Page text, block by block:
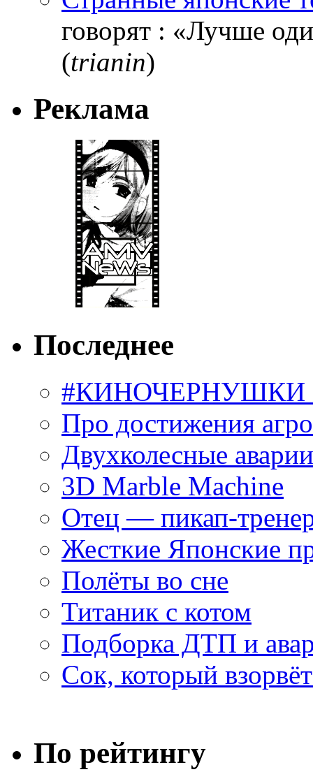
говорят : «Лучше
(trianin)
Реклама
Последнее
#КИНОЧЕРНУШКИ
Про достижения
Двухколесные
3D Marble Machine
Отец — пикап-
Жесткие Японские
Полёты во сне
Титаник с котом
Подборка ДТП и
Сок, который
По рейтингу